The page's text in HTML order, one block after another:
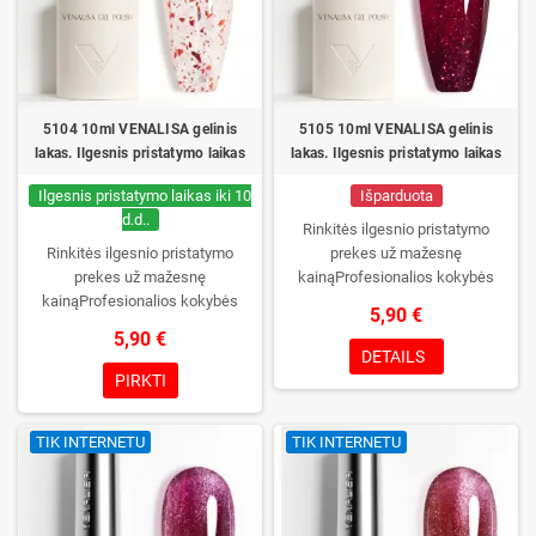
5104 10ml VENALISA gelinis
lakas. Ilgesnis pristatymo laikas
Ilgesnis pristatymo laikas iki 10
d.d..
Rinkitės ilgesnio pristatymo
prekes už mažesnę
kainąProfesionalios kokybės
konsistencija, platus spalvų
pasirinkimas, patikimas stingimas
UV/LED lempose ir ilgas manikiūro
išliekamumas. Kiekvienas
buteliukas supakuotas į dėžutę –
pirmą kartą jį atidarysite tik Jūs.
5,90 €
PIRKTI
5105 10ml VENALISA gelinis
lakas. Ilgesnis pristatymo laikas
Išparduota
Rinkitės ilgesnio pristatymo
prekes už mažesnę
kainąProfesionalios kokybės
konsistencija, platus spalvų
pasirinkimas, patikimas stingimas
UV/LED lempose ir ilgas manikiūro
išliekamumas. Kiekvienas
pirmą kartą jį atidarysite tik Jūs.
5,90 €
DETAILS
TIK INTERNETU TIK INTERNETU